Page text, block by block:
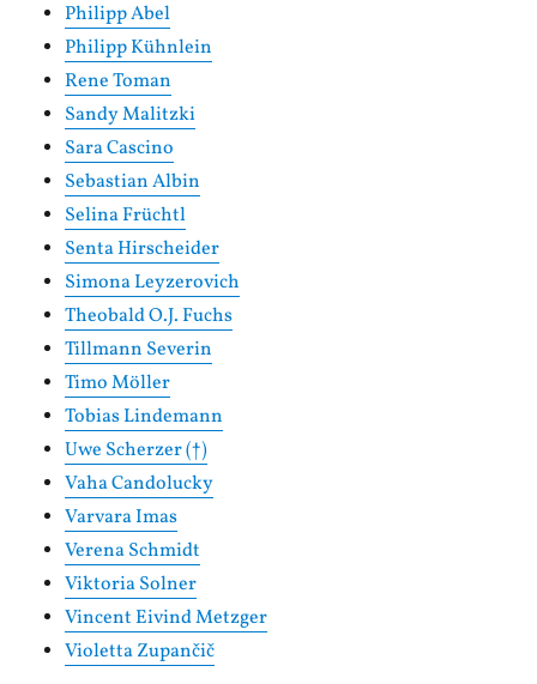
Philipp Abel
Philipp Kühnlein
Rene Toman
Sandy Malitzki
Sara Cascino
Sebastian Albin
Selina Früchtl
Senta Hirscheider
Simona Leyzerovich
Theobald O.J. Fuchs
Tillmann Severin
Timo Möller
Tobias Lindemann
Uwe Scherzer (†)
Vaha Candolucky
Varvara Imas
Verena Schmidt
Viktoria Solner
Vincent Eivind Metzger
Violetta Zupančič